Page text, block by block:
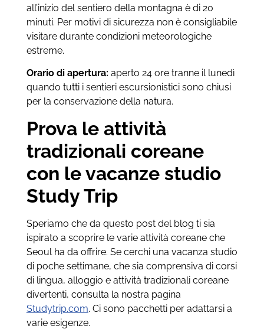
all’inizio del sentiero della montagna è di 20
minuti. Per motivi di sicurezza non è consigliabile
visitare durante condizioni meteorologiche
estreme.
Orario di apertura: aperto 24 ore tranne il lunedì
quando tutti i sentieri escursionistici sono chiusi
per la conservazione della natura.
Prova le attività
tradizionali coreane
con le vacanze studio
Study Trip
Speriamo che da questo post del blog ti sia
ispirato a scoprire le varie attività coreane che
Seoul ha da offrire. Se cerchi una vacanza studio
di poche settimane, che sia comprensiva di corsi
di lingua, alloggio e attività tradizionali coreane
divertenti, consulta la nostra pagina
Studytrip.com. Ci sono pacchetti per adattarsi a
varie esigenze.